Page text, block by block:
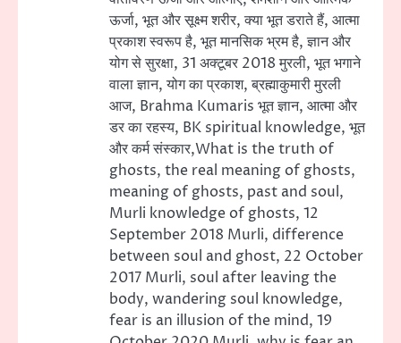
ऊर्जा, भूत और सूक्ष्म शरीर, क्या भूत डराते हैं, आत्मा
प्रकाश स्वरूप है, भूत मानसिक भ्रम है, ज्ञान और
योग से सुरक्षा, 31 अक्टूबर 2018 मुरली, भूत भगाने
वाला ज्ञान, योग का प्रकाश, ब्रह्माकुमारी मुरली
आज, Brahma Kumaris भूत ज्ञान, आत्मा और
डर का रहस्य, BK spiritual knowledge, भूत
और कर्म संस्कार,What is the truth of
ghosts, the real meaning of ghosts,
meaning of ghosts, past and soul,
Murli knowledge of ghosts, 12
September 2018 Murli, difference
between soul and ghost, 22 October
2017 Murli, soul after leaving the
body, wandering soul knowledge,
fear is an illusion of the mind, 19